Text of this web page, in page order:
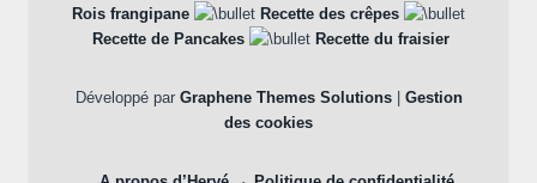
Rois frangipane
Recette des crêpes
Recette de Pancakes
Recette du fraisier
Développé par Graphene Themes Solutions| Gestion
des cookies